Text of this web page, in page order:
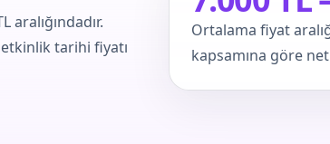
tarihi fiyatı
Ortalama fiyat
kapsamına göre